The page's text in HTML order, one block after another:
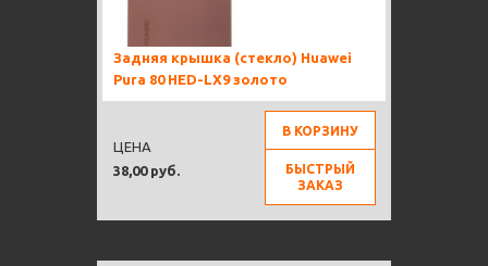
Задняя крышка (стекло) Huawei
Pura 80 HED-LX9 золото
38,00 руб.
ЦЕНА
В КОРЗИНУ
БЫСТРЫЙ
ЗАКАЗ